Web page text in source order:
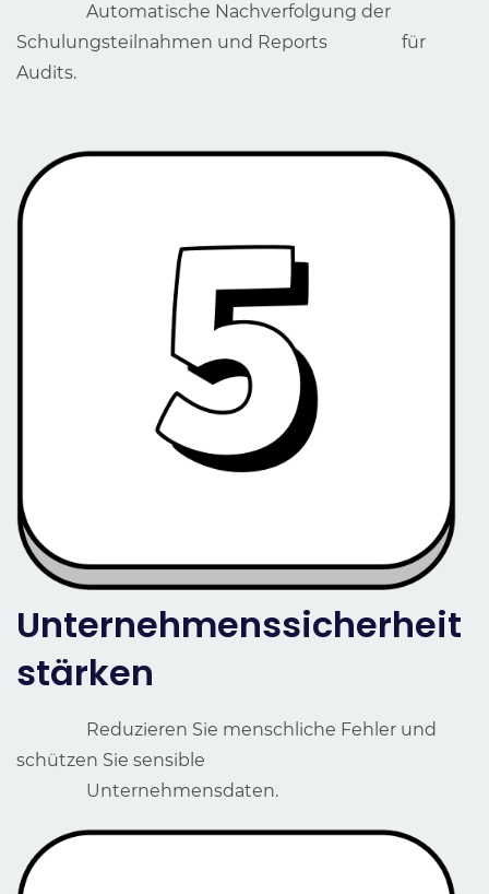
Automatische Nachverfolgung der
Schulungsteilnahmen und Reports für
Audits.
Unternehmenssicherheit
stärken
Reduzieren Sie menschliche Fehler und
schützen Sie sensible
Unternehmensdaten.